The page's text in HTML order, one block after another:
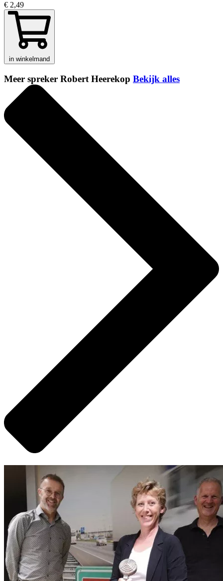
€ 2,49
in winkelmand
Meer spreker Robert Heerekop Bekijk alles